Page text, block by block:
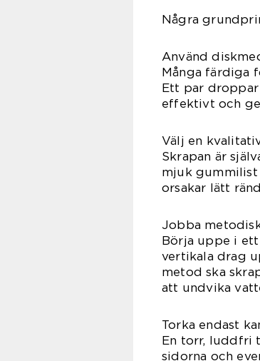
Några
Använd
Många färdiga
Ett par
effektivt och
Välj en
Skrapan är
mjuk gummilist
orsakar lätt
Jobba
Börja uppe i
vertikala drag
metod ska
att undvika
Torka endast
En torr, luddfri
sidorna och